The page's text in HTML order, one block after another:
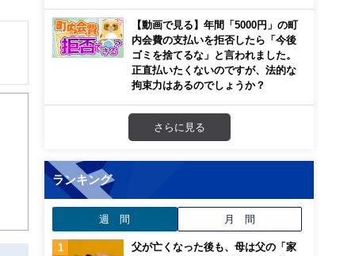
き
【動画で見る】年間「5000円」の町
内会費の支払いを拒否したら「今後
ゴミを捨てるな」と言われました。
正直払いたくないのですが、法的な
拘束力はあるのでしょうか？
さらに見る
ランキング
週 間 月 間
父が亡くなった後も、母は父の「家